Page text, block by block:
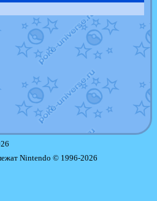
Nintendo © 1996-2026